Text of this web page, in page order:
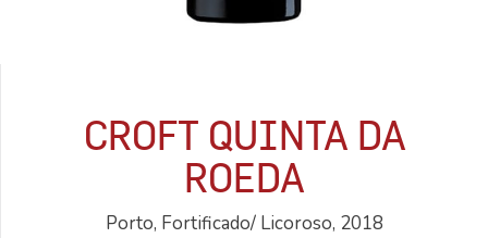
CROFT QUINTA DA
ROEDA
Porto, Fortificado/ Licoroso, 2018